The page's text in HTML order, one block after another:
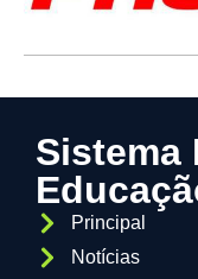
Sistema
Principal
Notícias